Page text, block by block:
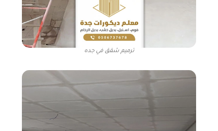
ترميم شقق في جده